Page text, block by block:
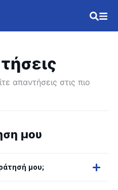
απαντήσεις στις πιο
μου
μου;